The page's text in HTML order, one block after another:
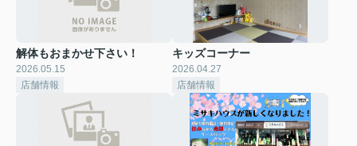
解体もおまかせ下さい！
2026.05.15
店舗情報
キッズコーナー
2026.04.27
店舗情報